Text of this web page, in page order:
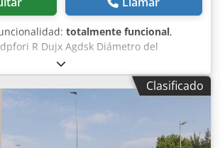
totalmente funcional,
R Dujx Agdsk Diámetro del
Longitud: 2500 mm
Clasificado